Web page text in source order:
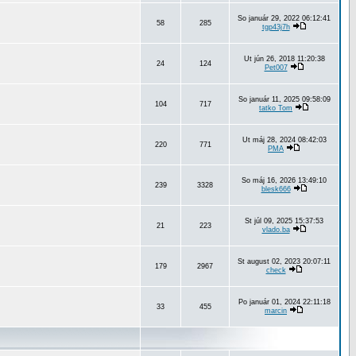
58 285
So január 29, 2022 06:12:41
tgp43j7h
24 124
Ut jún 26, 2018 11:20:38
Pet007
104 717
So január 11, 2025 09:58:09
tatko Tom
220 771
Ut máj 28, 2024 08:42:03
PMA
239 3328
So máj 16, 2026 13:49:10
blesk666
21 223
St júl 09, 2025 15:37:53
vlado.ba
179 2967
St august 02, 2023 20:07:11
check
33 455
Po január 01, 2024 22:11:18
marcin